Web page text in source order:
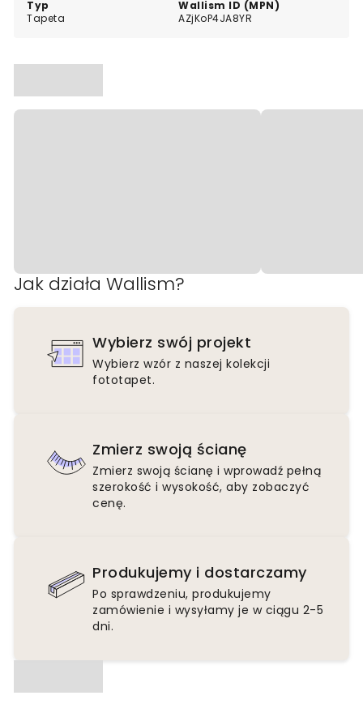
Typ
Tapeta
Wallism ID (MPN)
AZjKoP4JA8YR
Jak działa Wallism?
Wybierz swój projekt
Wybierz wzór z naszej kolekcji
fototapet.
Zmierz swoją ścianę
Zmierz swoją ścianę i wprowadź pełną
szerokość i wysokość, aby zobaczyć
cenę.
Produkujemy i dostarczamy
Po sprawdzeniu, produkujemy
zamówienie i wysyłamy je w ciągu 2-5
dni.